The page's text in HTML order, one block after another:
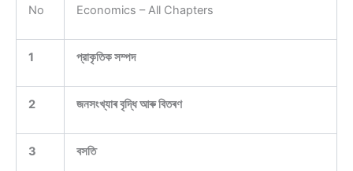
was:
₹149.00.
is:
₹49.00.
No
Economics – All Chapters
1 প্রাকৃতিক সম্পদ
2 জনসংখ্যাৰ বৃদ্ধি আৰু বিতৰণ
3 বসতি